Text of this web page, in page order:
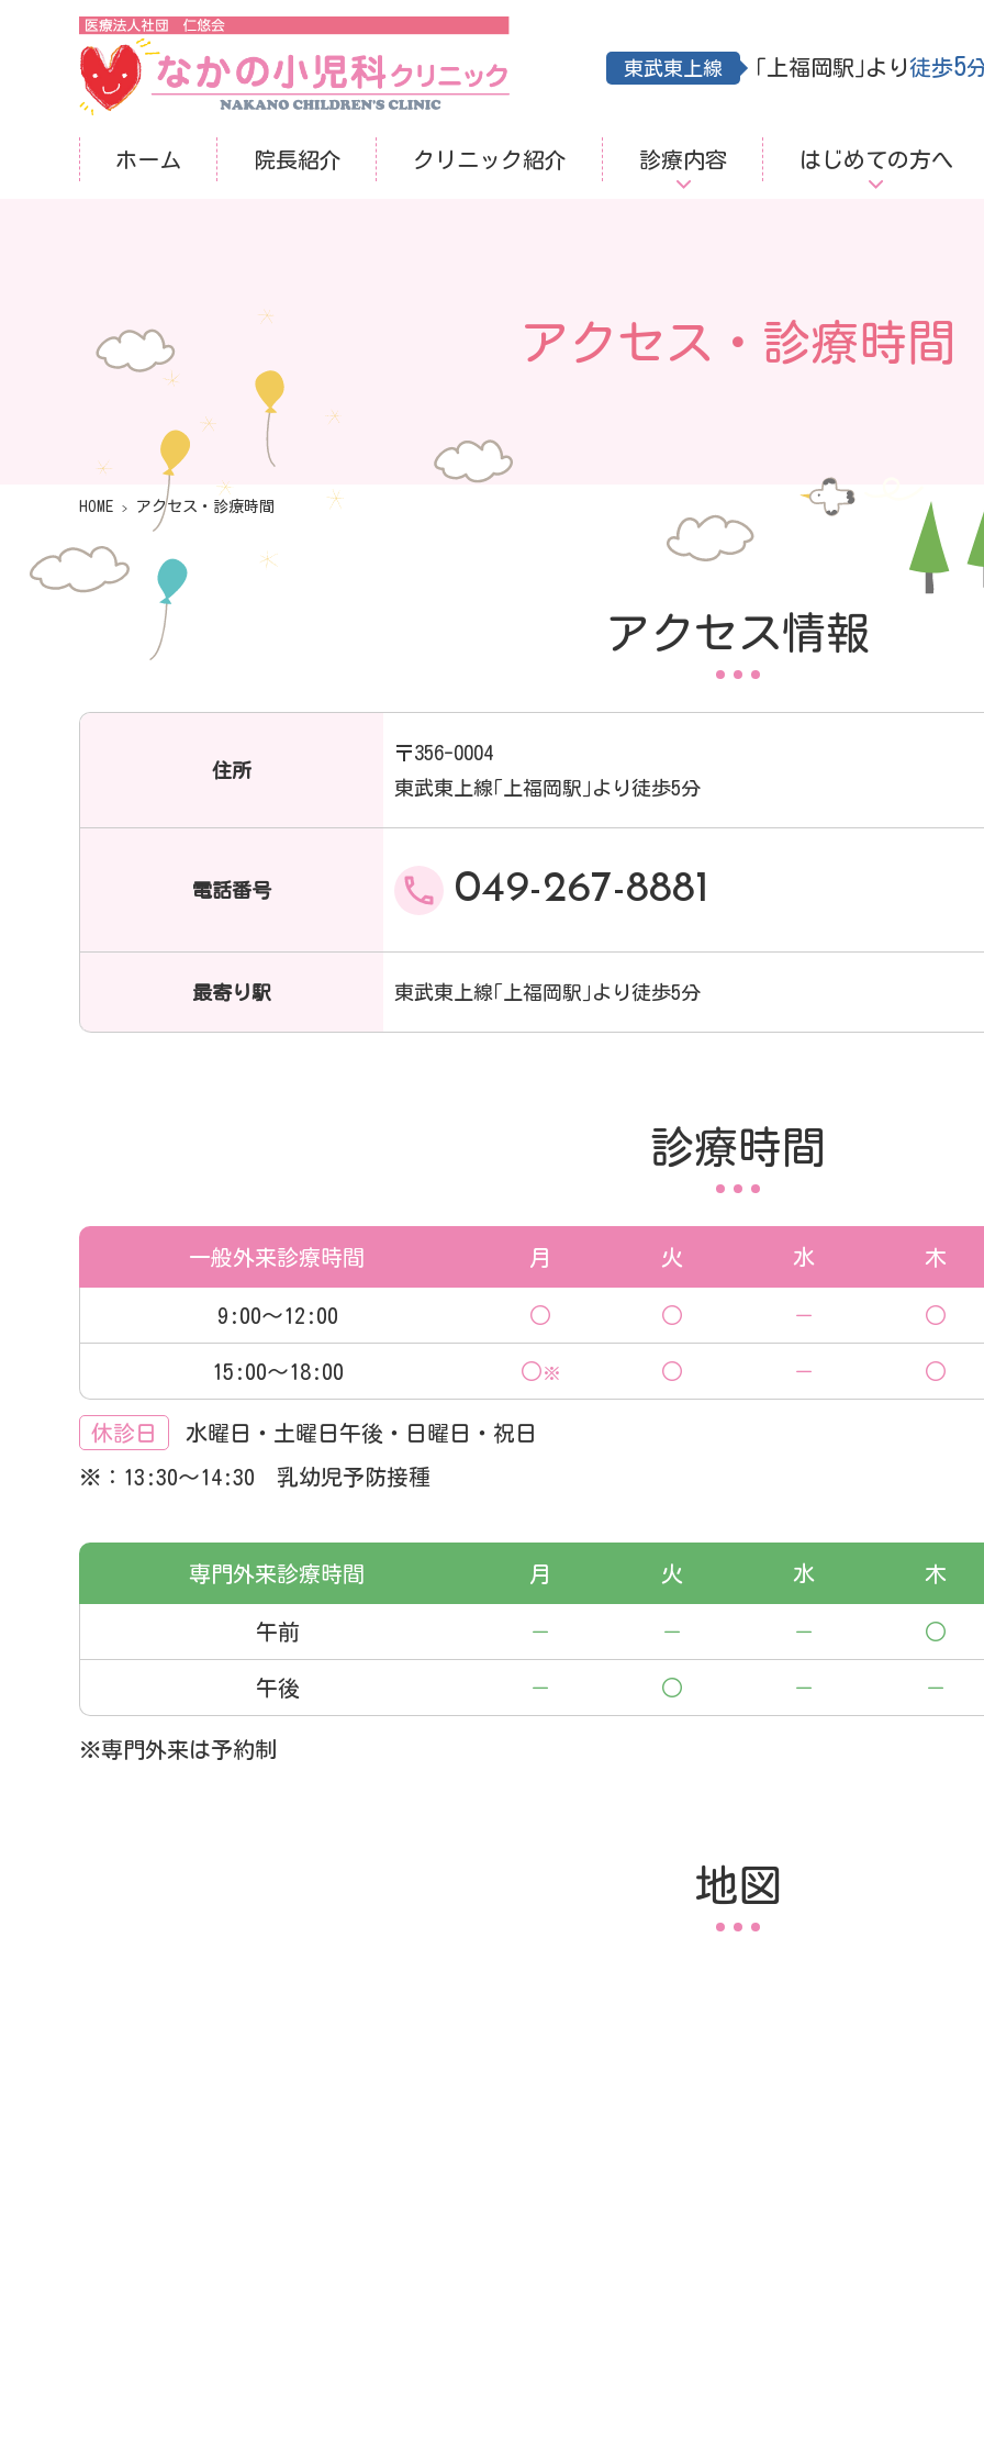
医療法人社団 仁悠会 なかの小児科クリニック
東武東上線 ｢上福岡駅｣より徒歩5
ホーム 院長紹介 クリニック紹介 診療内容 はじめての方へ
アクセス・診療時間
HOME アクセス・診療時間
アクセス情報
住所
〒356-0004
東武東上線｢上福岡駅｣より徒歩5分
電話番号 049-267-8881
最寄り駅 東武東上線｢上福岡駅｣より徒歩5分
診療時間
休診日
水曜日・土曜日午後・日曜日・祝日
※：13:30～14:30 乳幼児予防接種
一般外来診療時間 月 火 水 木
9:00～12:00 ○ ○ － ○
15:00～18:00 ○※ ○ － ○
※専門外来は予約制
専門外来診療時間 月 火 水 木
午前 － － － ○
午後 － ○ － －
地図